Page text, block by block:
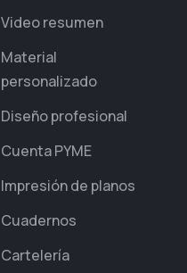
Video resumen
Material
personalizado
Diseño profesional
Cuenta PYME
Impresión de planos
Cuadernos
Cartelería